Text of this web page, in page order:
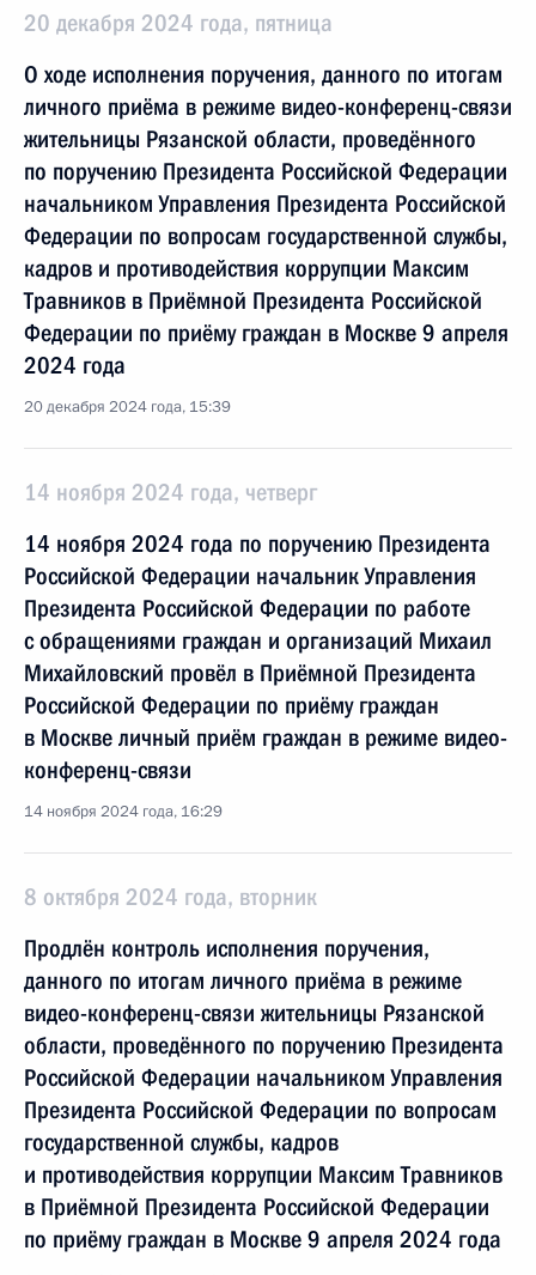
20 декабря 2024 года, пятница
О ходе исполнения поручения, данного по итогам
личного приёма в режиме видео-конференц-связи
жительницы Рязанской области, проведённого
по поручению Президента Российской Федерации
начальником Управления Президента Российской
Федерации по вопросам государственной службы,
кадров и противодействия коррупции Максим
Травников в Приёмной Президента Российской
Федерации по приёму граждан в Москве 9 апреля
2024 года
20 декабря 2024 года, 15:39
14 ноября 2024 года, четверг
14 ноября 2024 года по поручению Президента
Российской Федерации начальник Управления
Президента Российской Федерации по работе
с обращениями граждан и организаций Михаил
Михайловский провёл в Приёмной Президента
Российской Федерации по приёму граждан
в Москве личный приём граждан в режиме видео-
конференц-связи
14 ноября 2024 года, 16:29
8 октября 2024 года, вторник
Продлён контроль исполнения поручения,
данного по итогам личного приёма в режиме
видео-конференц-связи жительницы Рязанской
области, проведённого по поручению Президента
Российской Федерации начальником Управления
Президента Российской Федерации по вопросам
государственной службы, кадров
и противодействия коррупции Максим Травников
в Приёмной Президента Российской Федерации
по приёму граждан в Москве 9 апреля 2024 года